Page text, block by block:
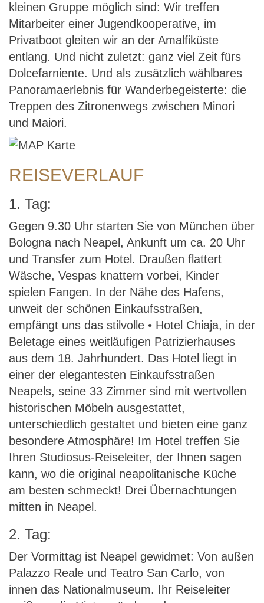
kleinen Gruppe möglich sind: Wir treffen
Mitarbeiter einer Jugendkooperative, im
Privatboot gleiten wir an der Amalfiküste
entlang. Und nicht zuletzt: ganz viel Zeit fürs
Dolcefarniente. Und als zusätzlich wählbares
Panoramaerlebnis für Wanderbegeisterte: die
Treppen des Zitronenwegs zwischen Minori
und Maiori.
REISEVERLAUF
1. Tag:
Gegen 9.30 Uhr starten Sie von München über
Bologna nach Neapel, Ankunft um ca. 20 Uhr
und Transfer zum Hotel. Draußen flattert
Wäsche, Vespas knattern vorbei, Kinder
spielen Fangen. In der Nähe des Hafens,
unweit der schönen Einkaufsstraßen,
empfängt uns das stilvolle • Hotel Chiaja, in der
Beletage eines weitläufigen Patrizierhauses
aus dem 18. Jahrhundert. Das Hotel liegt in
einer der elegantesten Einkaufsstraßen
Neapels, seine 33 Zimmer sind mit wertvollen
historischen Möbeln ausgestattet,
unterschiedlich gestaltet und bieten eine ganz
besondere Atmosphäre! Im Hotel treffen Sie
Ihren Studiosus-Reiseleiter, der Ihnen sagen
kann, wo die original neapolitanische Küche
am besten schmeckt! Drei Übernachtungen
mitten in Neapel.
2. Tag:
Der Vormittag ist Neapel gewidmet: Von außen
Palazzo Reale und Teatro San Carlo, von
innen das Nationalmuseum. Ihr Reiseleiter